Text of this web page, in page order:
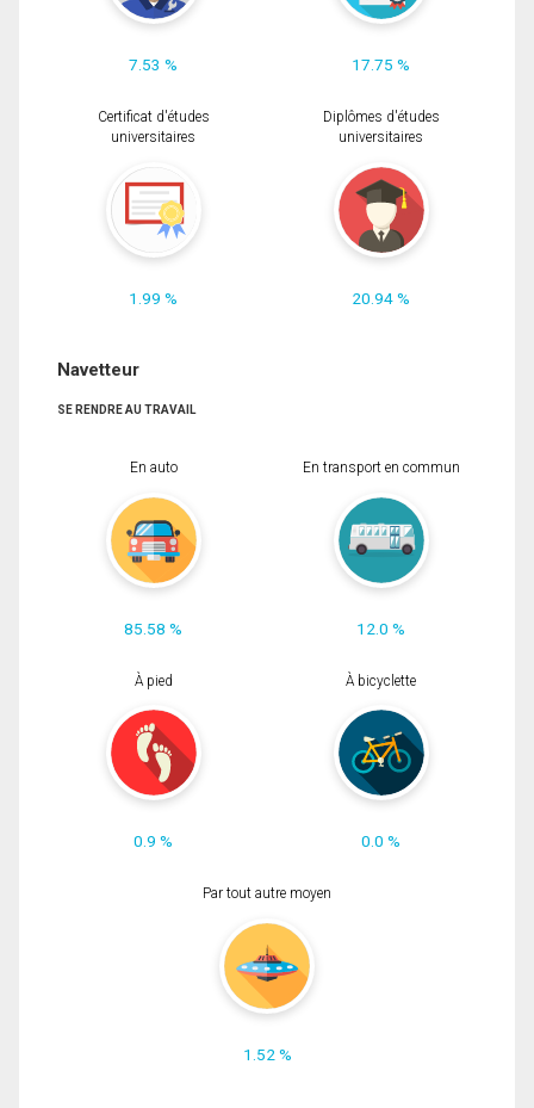
7.53 % 17.75 %
Certificat d'études
universitaires
1.99 %
Diplômes d'études
universitaires
20.94 %
Navetteur
SE RENDRE AU TRAVAIL
En auto
85.58 %
En transport en commun
12.0 %
À pied
0.9 %
À bicyclette
0.0 %
Par tout autre moyen
1.52 %